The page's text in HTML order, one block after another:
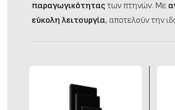
παραγωγικότητας των πτηνών. Με
εύκολη λειτουργία, αποτελούν την